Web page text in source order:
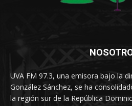
UVA FM 97.3, una emisora bajo la
González Sánchez, se ha
la región sur de la República